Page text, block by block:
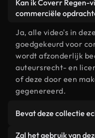
Kan ik Coverr Regen-
commerciële
Ja, alle video's in
goedgekeurd voor
wordt afzonderlijk
auteursrecht- en
of deze door een
gegenereerd.
Bevat deze collectie
Beide. Dit is een
Zal het gebruik van